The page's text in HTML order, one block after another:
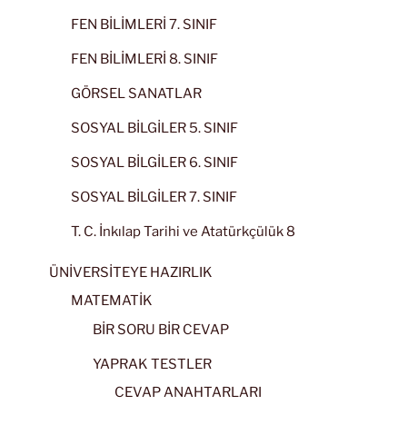
FEN BİLİMLERİ 7. SINIF
FEN BİLİMLERİ 8. SINIF
GÖRSEL SANATLAR
SOSYAL BİLGİLER 5. SINIF
SOSYAL BİLGİLER 6. SINIF
SOSYAL BİLGİLER 7. SINIF
T. C. İnkılap Tarihi ve Atatürkçülük 8
ÜNİVERSİTEYE HAZIRLIK
MATEMATİK
BİR SORU BİR CEVAP
YAPRAK TESTLER
CEVAP ANAHTARLARI